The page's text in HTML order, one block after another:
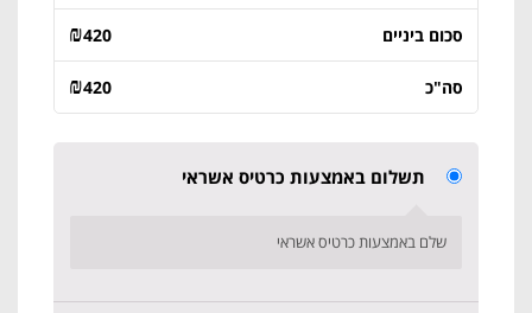
סכום ביניים ₪420
סה"כ ₪420
תשלום באמצעות כרטיס אשראי
שלם באמצעות כרטיס אשראי